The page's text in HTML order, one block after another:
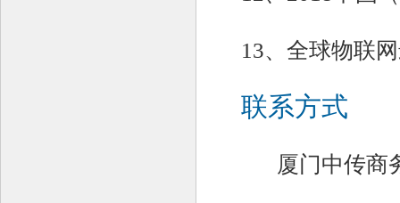
13、全球物联
联系方式
厦门中传商